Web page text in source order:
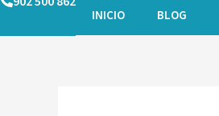
Ir
INICIO BLOG